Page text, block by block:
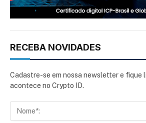
RECEBA NOVIDADES
Cadastre-se em nossa newsletter e fique
acontece no Crypto ID.